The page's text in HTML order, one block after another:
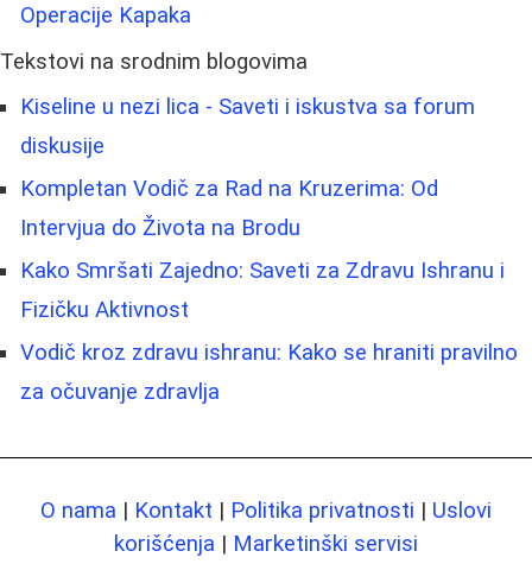
Operacije Kapaka
Tekstovi na srodnim blogovima
Kiseline u nezi lica - Saveti i iskustva sa forum
diskusije
Kompletan Vodič za Rad na Kruzerima: Od
Intervjua do Života na Brodu
Kako Smršati Zajedno: Saveti za Zdravu Ishranu i
Fizičku Aktivnost
Vodič kroz zdravu ishranu: Kako se hraniti pravilno
za očuvanje zdravlja
O nama | Kontakt | Politika privatnosti | Uslovi
korišćenja | Marketinški servisi